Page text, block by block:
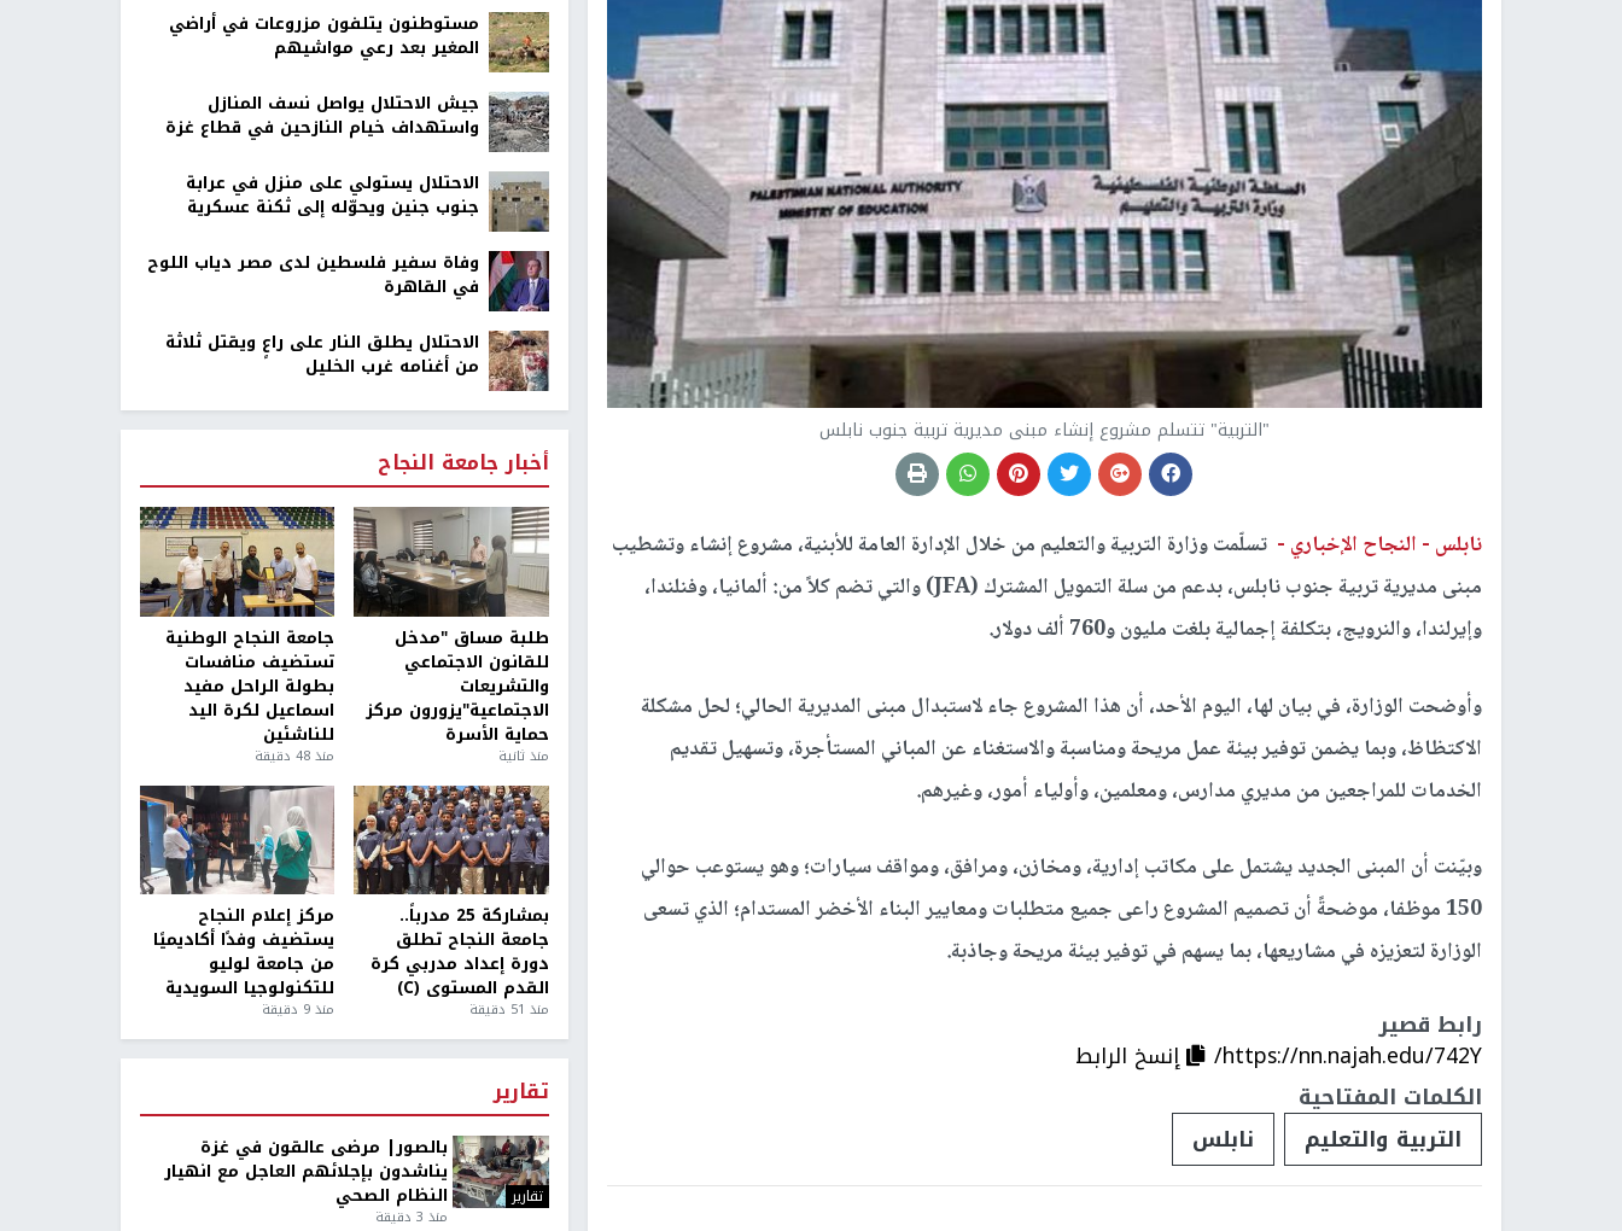
"التربية" تتسلم مشروع إنشاء مبنى مديرية تربية جنوب نابلس
نابلس - النجاح الإخباري - تسلّمت وزارة التربية والتعليم من خلال الإدارة العامة للأبنية، مشروع إنشاء وتشطيب
مبنى مديرية تربية جنوب نابلس، بدعم من سلة التمويل المشترك (JFA) والتي تضم كلاً من: ألمانيا، وفنلندا،
وإيرلندا، والنرويج، بتكلفة إجمالية بلغت مليون و760 ألف دولار.
وأوضحت الوزارة، في بيان لها، اليوم الأحد، أن هذا المشروع جاء لاستبدال مبنى المديرية الحالي؛ لحل مشكلة
الاكتظاظ، وبما يضمن توفير بيئة عمل مريحة ومناسبة والاستغناء عن المباني المستأجرة، وتسهيل تقديم
الخدمات للمراجعين من مديري مدارس، ومعلمين، وأولياء أمور، وغيرهم.
وبيّنت أن المبنى الجديد يشتمل على مكاتب إدارية، ومخازن، ومرافق، ومواقف سيارات؛ وهو يستوعب حوالي
150 موظفا، موضحةً أن تصميم المشروع راعى جميع متطلبات ومعايير البناء الأخضر المستدام؛ الذي تسعى
الوزارة لتعزيزه في مشاريعها، بما يسهم في توفير بيئة مريحة وجاذبة.
رابط قصير
https://nn.najah.edu/742Y/
إنسخ الرابط
الكلمات المفتاحية
التربية والتعليم
نابلس
مستوطنون يتلفون مزروعات في أراضي
المغير بعد رعي مواشيهم
جيش الاحتلال يواصل نسف المنازل
واستهداف خيام النازحين في قطاع غزة
الاحتلال يستولي على منزل في عرابة
جنوب جنين ويحوّله إلى ثكنة عسكرية
وفاة سفير فلسطين لدى مصر دياب اللوح
في القاهرة
الاحتلال يطلق النار على راعٍ ويقتل ثلاثة
من أغنامه غرب الخليل
أخبار جامعة النجاح
طلبة مساق "مدخل
للقانون الاجتماعي
والتشريعات
الاجتماعية"يزورون مركز
حماية الأسرة
منذ ثانية
جامعة النجاح الوطنية
تستضيف منافسات
بطولة الراحل مفيد
اسماعيل لكرة اليد
للناشئين
منذ 48 دقيقة
بمشاركة 25 مدرباً..
جامعة النجاح تطلق
دورة إعداد مدربي كرة
القدم المستوى (C)
منذ 51 دقيقة
مركز إعلام النجاح
يستضيف وفدًا أكاديميًا
من جامعة لوليو
للتكنولوجيا السويدية
منذ 9 دقيقة
تقارير
تقارير
بالصور| مرضى عالقون في غزة
يناشدون بإجلائهم العاجل مع انهيار
النظام الصحي
منذ 3 دقيقة